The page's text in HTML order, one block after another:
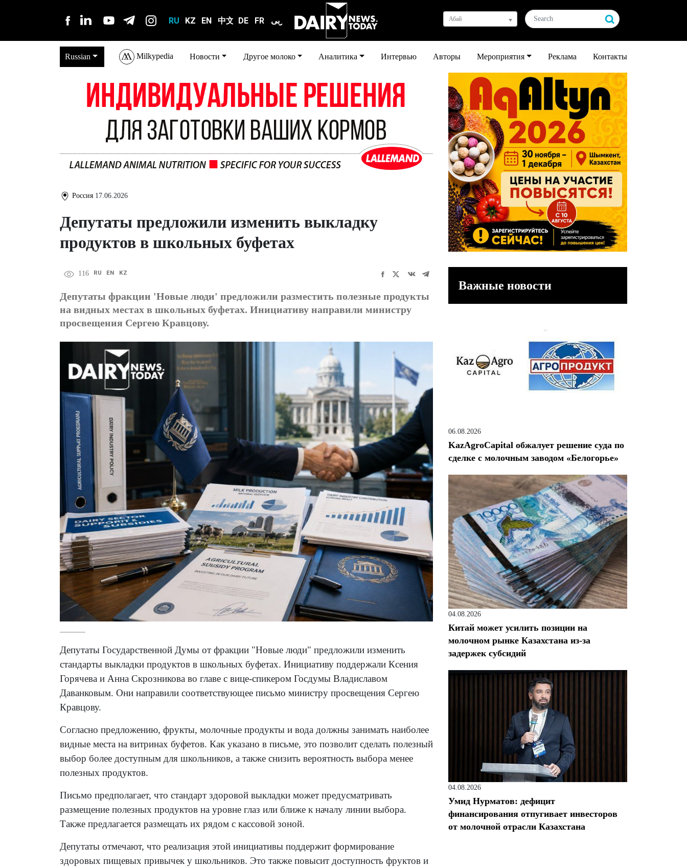
RU KZ EN 中文 DE FR عربى Абай
Russian Milkypedia Новости Другое молоко Аналитика Интервью Авторы Мероприятия Реклама Контакты
Россия 17.06.2026
Депутаты предложили изменить выкладку
продуктов в школьных буфетах
116 RU EN KZ
Депутаты фракции 'Новые люди' предложили разместить полезные продукты
на видных местах в школьных буфетах. Инициативу направили министру
просвещения Сергею Кравцову.
Депутаты Государственной Думы от фракции "Новые люди" предложили изменить
стандарты выкладки продуктов в школьных буфетах. Инициативу поддержали Ксения
Горячева и Анна Скрозникова во главе с вице-спикером Госдумы Владиславом
Даванковым. Они направили соответствующее письмо министру просвещения Сергею
Кравцову.
Согласно предложению, фрукты, молочные продукты и вода должны занимать наиболее
видные места на витринах буфетов. Как указано в письме, это позволит сделать полезный
выбор более доступным для школьников, а также снизить вероятность выбора менее
полезных продуктов.
Письмо предполагает, что стандарт здоровой выкладки может предусматривать
размещение полезных продуктов на уровне глаз или ближе к началу линии выбора.
Также предлагается размещать их рядом с кассовой зоной.
Депутаты отмечают, что реализация этой инициативы поддержит формирование
здоровых пищевых привычек у школьников. Это также повысит доступность фруктов и
Важные новости
06.08.2026
KazAgroCapital обжалует решение суда по
сделке с молочным заводом «Белогорье»
04.08.2026
Китай может усилить позиции на
молочном рынке Казахстана из-за
задержек субсидий
04.08.2026
Умид Нурматов: дефицит
финансирования отпугивает инвесторов
от молочной отрасли Казахстана